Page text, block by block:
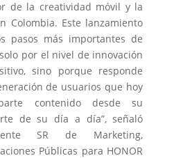
de la creatividad móvil y la
Colombia. Este lanzamiento
pasos más importantes de
por el nivel de innovación
sino porque responde
de usuarios que hoy
contenido desde su
de su día a día”, señaló
SR de Marketing,
Públicas para HONOR